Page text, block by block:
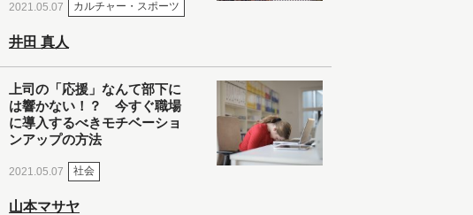
2021.05.07 カルチャー・スポーツ
井田 真人
上司の「応援」なんて部下に
は響かない！？ 今すぐ職場
に導入するべきモチベーショ
ンアップの方法
2021.05.07 社会
山本マサヤ